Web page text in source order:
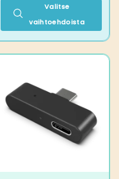
Valitse
vaihtoehdoista
muunnelma.
Voit
tehdä
valinnat